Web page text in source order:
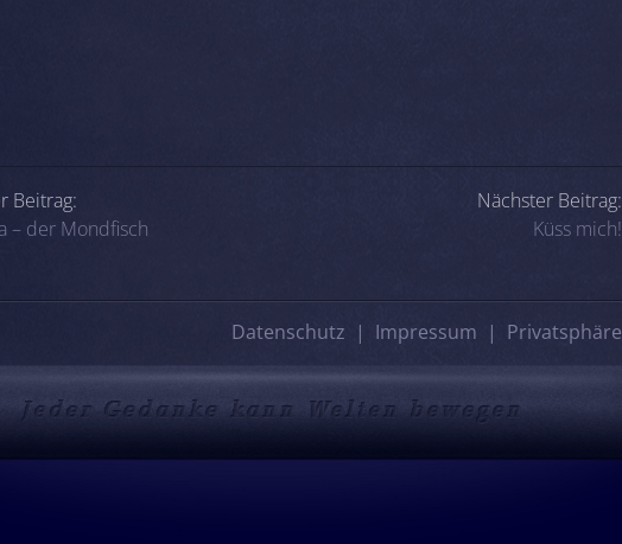
Navigation
Beitrag:
– der Mondfisch
Nächster Beitrag:
Küss mich!
Datenschutz Impressum Privatsphäre